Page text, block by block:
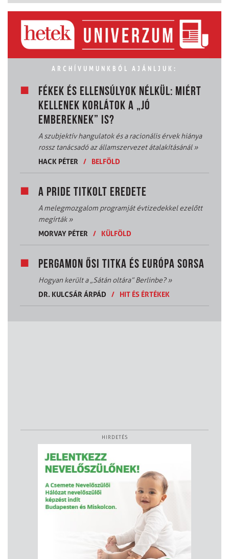
ARCHÍVUMUNKBÓL AJÁNLJUK:
FÉKEK ÉS ELLENSÚLYOK NÉLKÜL: MIÉRT
KELLENEK KORLÁTOK A „JÓ
EMBEREKNEK” IS?
A szubjektív hangulatok és a racionális érvek hiánya
rossz tanácsadó az államszervezet átalakításánál»
HACK PÉTER
/ BELFÖLD
A PRIDE TITKOLT EREDETE
A melegmozgalom programját évtizedekkel ezelőtt
megírták»
MORVAY PÉTER
/ KÜLFÖLD
PERGAMON ŐSI TITKA ÉS EURÓPA SORSA
Hogyan került a „Sátán oltára” Berlinbe?»
DR. KULCSÁR ÁRPÁD
/ HIT ÉS ÉRTÉKEK
HIRDETÉS